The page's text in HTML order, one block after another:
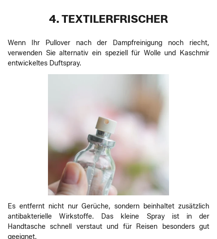
4. TEXTILERFRISCHER
Wenn Ihr Pullover nach der Dampfreinigung noch riecht,
verwenden Sie alternativ ein speziell für Wolle und Kaschmir
entwickeltes Duftspray.
Es entfernt nicht nur Gerüche, sondern beinhaltet zusätzlich
antibakterielle Wirkstoffe. Das kleine Spray ist in der
Handtasche schnell verstaut und für Reisen besonders gut
geeignet.